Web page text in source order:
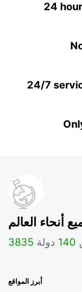
24
24/7
أنحاء العالم
3835 140 دولة
أبرز المواقع